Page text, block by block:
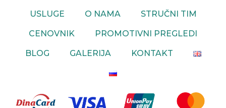
USLUGE O NAMA STRUČNI TIM
CENOVNIK PROMOTIVNI PREGLEDI
BLOG GALERIJA KONTAKT